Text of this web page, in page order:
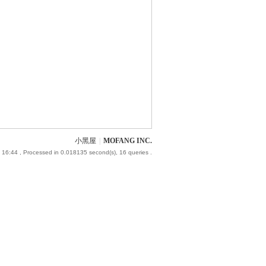
小黑屋 MOFANG INC.
16:44 , Processed in 0.018135 second(s), 16 queries .